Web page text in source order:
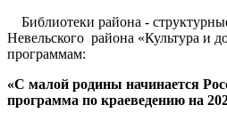
Библиотеки района -
Невельского района «Культура и
программам:
«С малой родины начинается
программа по краеведению на